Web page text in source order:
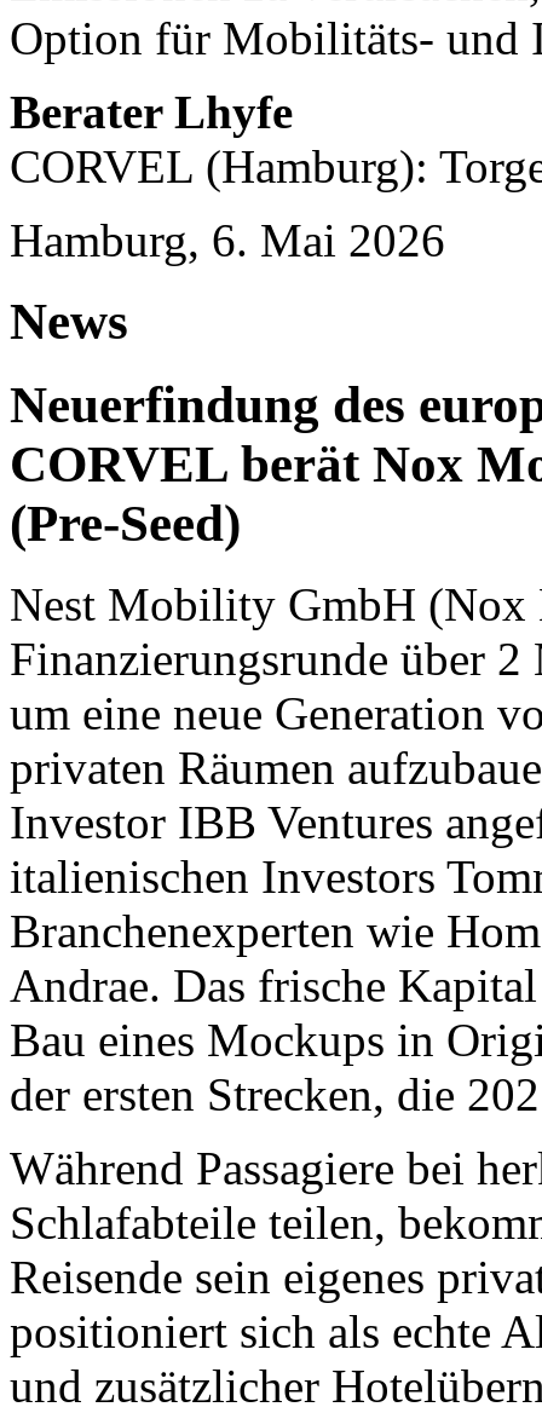
Option für Mobilitäts- und
Berater Lhyfe
CORVEL (Hamburg):
Hamburg, 6. Mai 2026
News
Neuerfindung des
CORVEL berät Nox
(Pre-Seed)
Nest Mobility GmbH (Nox
Finanzierungsrunde über
um eine neue Generation
privaten Räumen
Investor IBB Ventures
italienischen Investors
Branchenexperten wie
Andrae. Das frische
Bau eines Mockups in
der ersten Strecken, die
Während Passagiere bei
Schlafabteile teilen,
Reisende sein eigenes
positioniert sich als echte
und zusätzlicher